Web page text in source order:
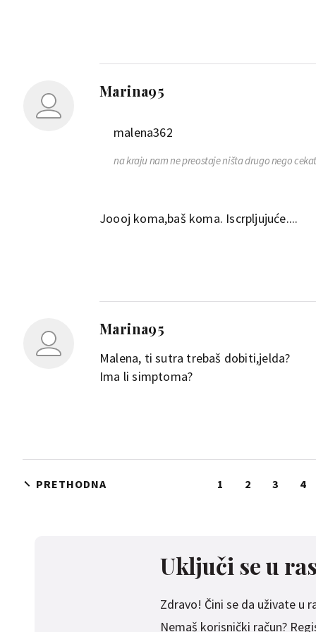
Marina95
malena362
na kraju nam ne preostaje ništa drugo nego
Joooj koma,baš koma. Iscrpljujuće....
Marina95
Malena, ti sutra trebaš dobiti,jelda?
Ima li simptoma?
PRETHODNA 1 2 3 4
Uključi se u
Zdravo! Čini se da uživate u
Nemaš korisnički račun?